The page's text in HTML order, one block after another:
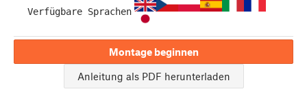
Verfügbare Sprachen
Montage beginnen
Anleitung als PDF herunterladen